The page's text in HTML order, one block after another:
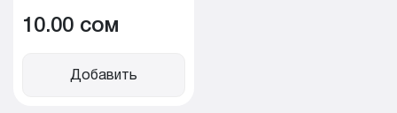
10.00 cом
Добавить